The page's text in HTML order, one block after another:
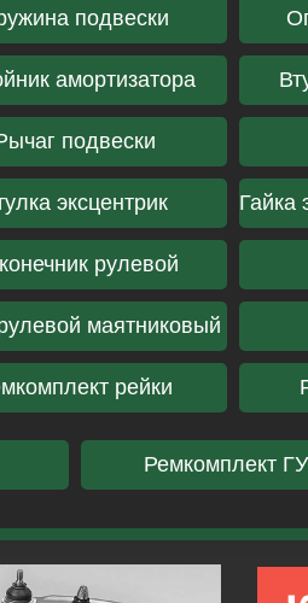
подвески
амортизатора
подвески
эксцентрик Гайка
рулевой
маятниковый
рейки
Ремкомплект